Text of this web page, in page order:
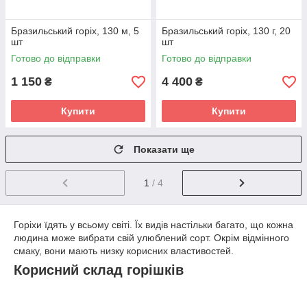
Бразильський горіх, 130 м, 5
шт
Готово до відправки
1 150 ₴
Купити
Бразильський горіх, 130 г, 20
шт
Готово до відправки
4 400 ₴
Купити
Показати ще
1 / 4
Горіхи їдять у всьому світі. Їх видів настільки багато, що кожна
людина може вибрати свій улюблений сорт. Окрім відмінного
смаку, вони мають низку корисних властивостей.
Корисний склад горішків